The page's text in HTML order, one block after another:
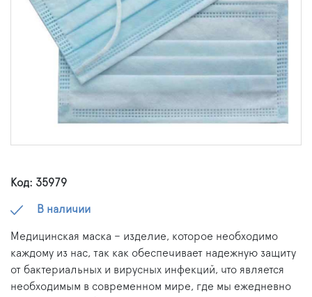
Код: 35979
В наличии
Медицинская маска – изделие, которое необходимо
каждому из нас, так как обеспечивает надежную защиту
от бактериальных и вирусных инфекций, что является
необходимым в современном мире, где мы ежедневно